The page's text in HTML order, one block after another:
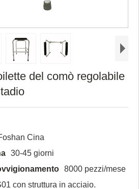
del comò regolabile
Cina
30-45 giorni
8000 pezzi/mese
con struttura in acciaio.